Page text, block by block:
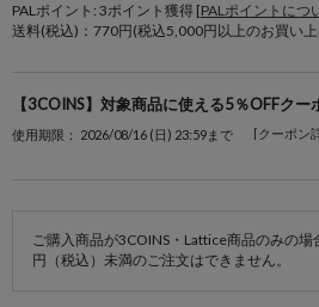
PALポイント: 3ポイント獲得 [PALポイントにつ
送料(税込)：770円(税込5,000円以上のお買い
【3COINS】対象商品に使える5％OFFクー
使用期限： 2026/08/16 (日) 23:59まで [クーポン
ご購入商品が3COINS・Lattice商品のみの
円（税込）未満のご注文はできません。